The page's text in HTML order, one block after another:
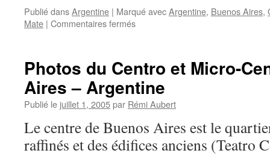
Publié dansArgentine | Marqué avecArgentine, Buenos Aires,
Mate | Commentaires ferméssur
feria
de
Matadores
–
Aires
–
Photos du Centro et Micro-
Aires – Argentine
Publié le juillet 1, 2005par Rémi Aubert
Le centre de Buenos Aires est le
raffinés et des édifices anciens (Teatro